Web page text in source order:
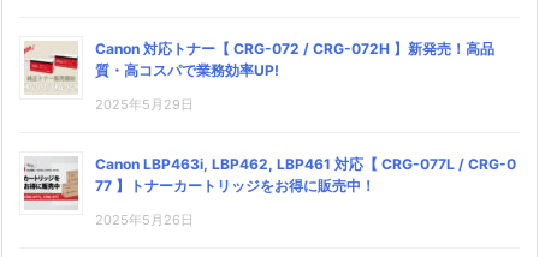
Canon 対応トナー【 CRG-072 / CRG-072H 】新発売！高品
質・高コスパで業務効率UP!
2025年5月29日
Canon LBP463i, LBP462, LBP461 対応【 CRG-077L / CRG-0
77 】トナーカートリッジをお得に販売中！
2025年5月26日